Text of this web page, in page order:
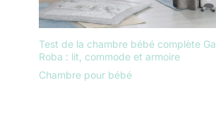
Test de la chambre bébé complète
Roba : lit, commode et armoire
Chambre pour bébé